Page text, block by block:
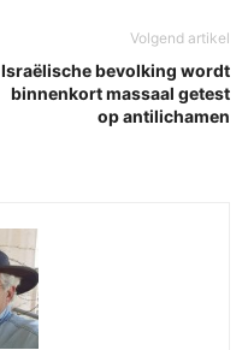
Volgend artikel
Israëlische bevolking wordt
binnenkort massaal getest
op antilichamen